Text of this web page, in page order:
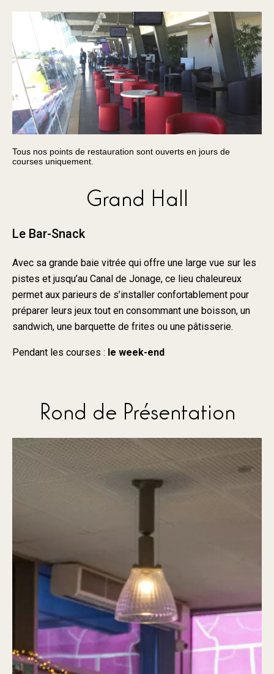
Tous nos points de restauration sont ouverts en jours de
courses uniquement.
Grand Hall
Le Bar-Snack
Avec sa grande baie vitrée qui offre une large vue sur les
pistes et jusqu’au Canal de Jonage, ce lieu chaleureux
permet aux parieurs de s’installer confortablement pour
préparer leurs jeux tout en consommant une boisson, un
sandwich, une barquette de frites ou une pâtisserie.
Pendant les courses : le week-end
Rond de Présentation